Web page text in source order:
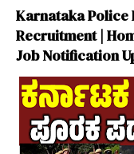
Karnataka Police
Recruitment |
Job Notification